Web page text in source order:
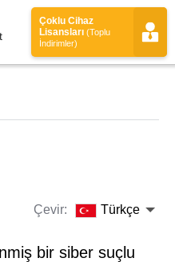
Çoklu Cihaz
Lisansları (Toplu
İndirimler)
Çevir: Türkçe
bir siber suçlu